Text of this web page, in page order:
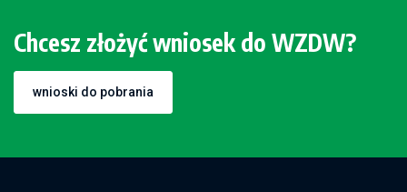
Chcesz złożyć wniosek do WZDW?
wnioski do pobrania